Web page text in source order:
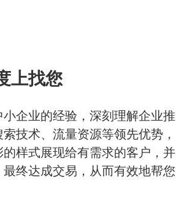
上找您
企业的经验，深刻理解企业推
技术、流量资源等领先优势，
样式展现给有需求的客户，并
终达成交易，从而有效地帮您